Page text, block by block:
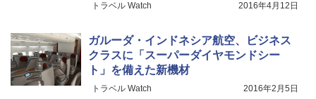
トラベル Watch 2016年4月12日
ガルーダ・インドネシア航空、ビジネス
クラスに「スーパーダイヤモンドシー
ト」を備えた新機材
トラベル Watch 2016年2月5日